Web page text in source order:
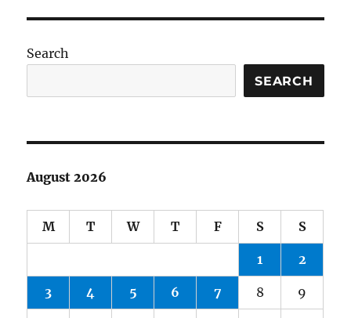
Search
SEARCH
August 2026
M T W T F S S
1 2
3 4 5 6 7 8 9